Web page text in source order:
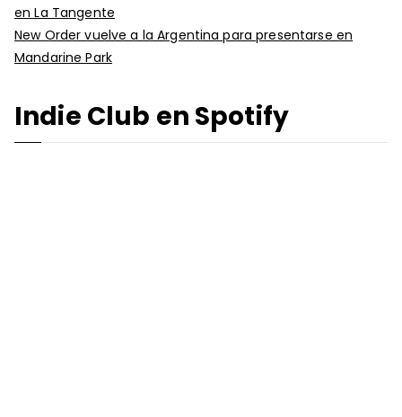
en La Tangente
New Order vuelve a la Argentina para presentarse en
Mandarine Park
Indie Club en Spotify